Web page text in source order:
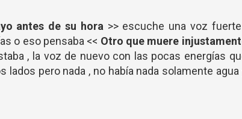
antes de su hora >> escuche una voz
o eso pensaba << Otro que muere
, la voz de nuevo con las pocas energías
lados pero nada , no había nada solamente agua